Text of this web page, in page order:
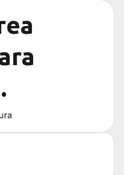
de litio